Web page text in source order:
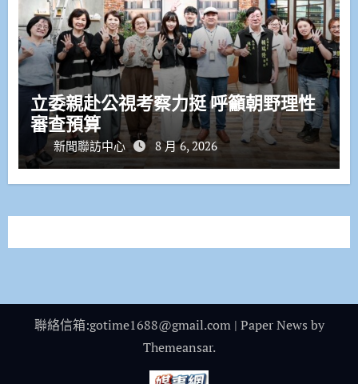
立委親赴公視考察力挺 呼籲朝野理性
審查預算
新聞聯訪中心 8 月 6, 2026
聯絡信箱:gotime1688@gmail.com | Paper News by
Themeansar.